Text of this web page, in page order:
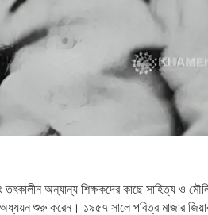
তৎকালীন অন্যান্য শিক্ষকদের কাছে সাহিত্য ও
অধ্যয়ন শুরু করেন। ১৯৫৭ সালে পবিত্র মাজার